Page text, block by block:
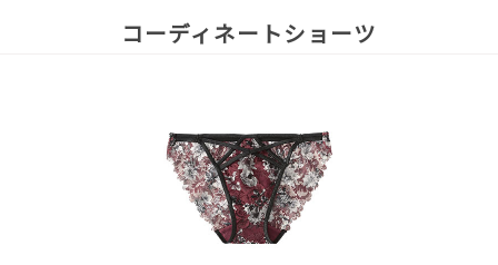
コーディネートショーツ